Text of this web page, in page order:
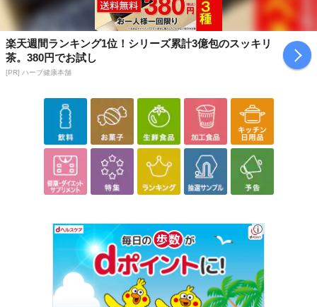
楽天週間ランキング1位！シリーズ累計3億包のスッキリ
茶。380円でお試し
[PR] ハーブ健康本舗